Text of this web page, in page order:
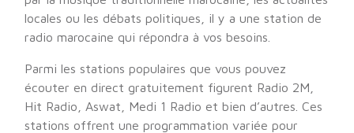
locales ou les débats politiques, il y a une station de
radio marocaine qui répondra à vos besoins.
Parmi les stations populaires que vous pouvez
écouter en direct gratuitement figurent Radio 2M,
Hit Radio, Aswat, Medi 1 Radio et bien d’autres. Ces
stations offrent une programmation variée pour